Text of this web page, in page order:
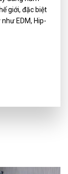
giới, đặc biệt
EDM, Hip-